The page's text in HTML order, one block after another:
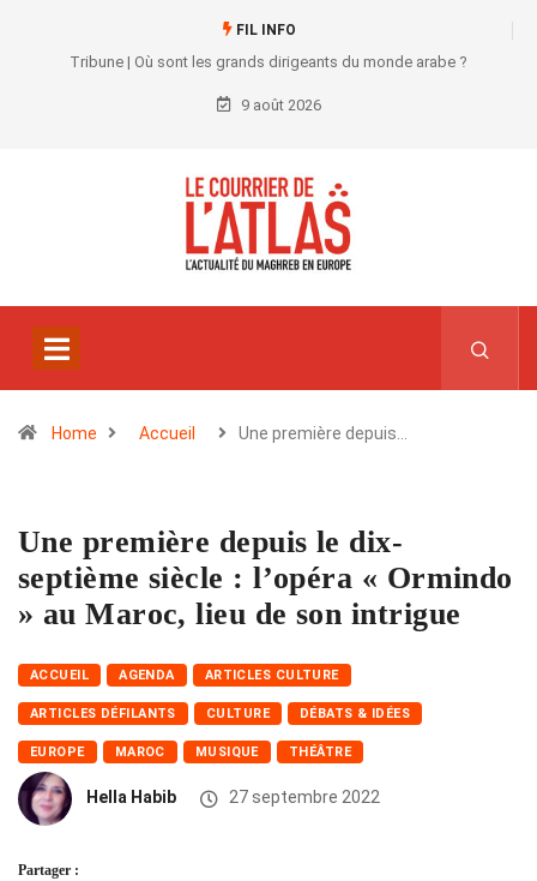
FIL INFO
Tribune | Où sont les grands dirigeants du monde arabe ?
9 août 2026
Home Accueil Une première depuis…
Une première depuis le dix-
septième siècle : l’opéra « Ormindo
» au Maroc, lieu de son intrigue
ACCUEIL AGENDA ARTICLES CULTURE
ARTICLES DÉFILANTS CULTURE DÉBATS & IDÉES
EUROPE MAROC MUSIQUE THÉÂTRE
Hella Habib 27 septembre 2022
Partager :